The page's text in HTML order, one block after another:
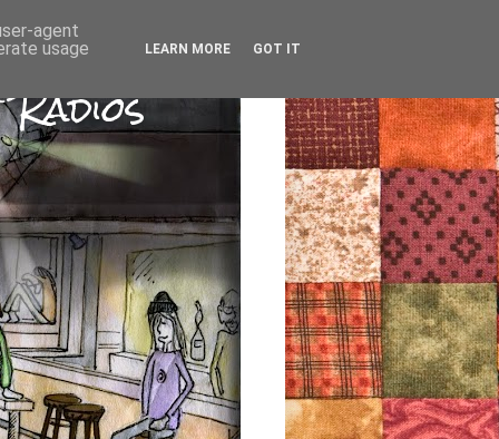
agent
usage
LEARN MORE GOT IT